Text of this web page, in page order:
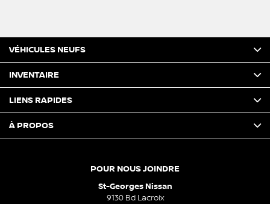
POUR NOUS JOINDRE
St-Georges Nissan
9130 Bd Lacroix
VÉHICULES NEUFS
INVENTAIRE
LIENS RAPIDES
À PROPOS